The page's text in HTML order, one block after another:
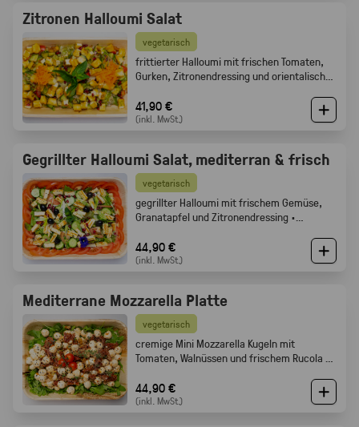
Zitronen Halloumi Salat
vegetarisch
frittierter Halloumi mit frischen Tomaten,
Gurken, Zitronendressing und orientalischen
41,90 €
(inkl. MwSt.)
Gegrillter Halloumi Salat, mediterran & frisch
vegetarisch
gegrillter Halloumi mit frischem Gemüse,
Granatapfel und Zitronendressing ·
44,90 €
(inkl. MwSt.)
Mediterrane Mozzarella Platte
vegetarisch
cremige Mini Mozzarella Kugeln mit
Tomaten, Walnüssen und frischem Rucola ·
44,90 €
(inkl. MwSt.)